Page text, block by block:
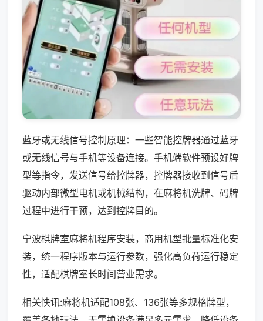
蓝牙或无线信号控制原理：一些智能控牌器通过蓝牙
或无线信号与手机等设备连接。手机端软件预设好牌
型等指令，发送信号给控牌器，控牌器接收到信号后
驱动内部微型电机或机械结构，在麻将机洗牌、码牌
过程中进行干预，达到控牌目的。
宁波棋牌室麻将机程序安装，商用机型批量标准化安
装，统一程序版本与运行参数，强化高负荷运行稳定
性，适配棋牌室长时间营业需求。
相关快讯:麻将机适配108张、136张等多规格牌型，